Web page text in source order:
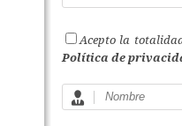
Acepto la
Política de